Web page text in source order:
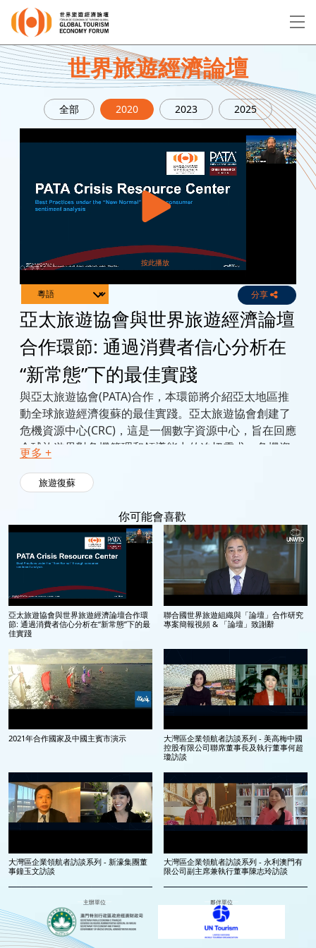
EN 繁 简
關於論壇
演講者
世界旅遊經濟論壇
全部 2020 2023 2025
Channels 分享
亞太旅遊協會與世界旅遊經濟論壇
合作環節: 通過消費者信心分析在
“新常態”下的最佳實踐
與亞太旅遊協會(PATA)合作，本環節將介紹亞太地區推
動全球旅遊經濟復蘇的最佳實踐。亞太旅遊協會創建了
危機資源中心(CRC)，這是一個數字資源中心，旨在回應
全球旅遊界對危機管理和領導能力的迫切需求。危機資
具來幫助他們規劃復蘇方案。在本次會議期間，危機資
實踐方案將展示最佳危機溝通計畫、支援中小企 業、旅
遊經營者和酒店企業實現可持續業務更新的戰略。會議
還將與兩位專家討論中國出境遊者的信心，疫情下的新
興偏好，以及中國的主要入境市場信心分析。
更多 +
旅遊復蘇
你可能會喜歡
亞太旅遊協會與世界旅遊經濟論壇合作環
節: 通過消費者信心分析在“新常態”下的最
佳實踐
聯合國世界旅遊組織與「論壇」合作研究
專案簡報視頻 & 「論壇」致謝辭
2021年合作國家及中國主賓市演示
大灣區企業領航者訪談系列 - 美高梅中國
控股有限公司聯席董事長及執行董事何超
瓊訪談
大灣區企業領航者訪談系列 - 新濠集團董
事鐘玉文訪談
大灣區企業領航者訪談系列 - 永利澳門有
限公司副主席兼執行董事陳志玲訪談
主辦單位 夥伴單位